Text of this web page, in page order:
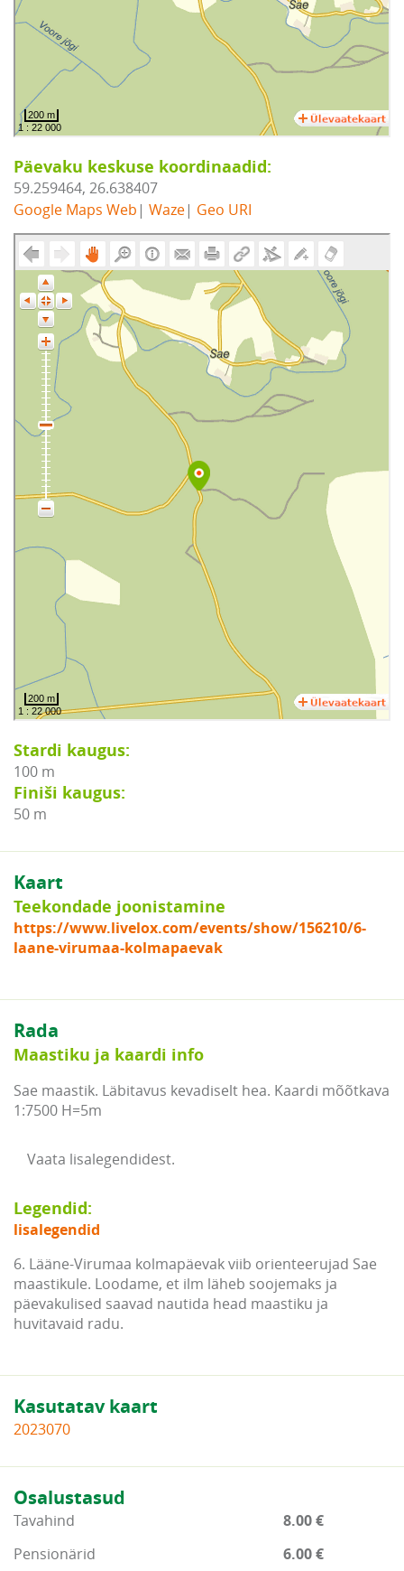
Päevaku keskuse koordinaadid:
59.259464, 26.638407
Google Maps Web | Waze| Geo URI
Stardi kaugus:
100 m
Finiši kaugus:
50 m
Kaart
Teekondade joonistamine
https://www.livelox.com/events/show/156210/6-
laane-virumaa-kolmapaevak
Rada
Maastiku ja kaardi info
Sae maastik. Läbitavus kevadiselt hea. Kaardi mõõtkava
1:7500 H=5m
Vaata lisalegendidest.
Legendid:
lisalegendid
6. Lääne-Virumaa kolmapäevak viib orienteerujad Sae
maastikule. Loodame, et ilm läheb soojemaks ja
päevakulised saavad nautida head maastiku ja
huvitavaid radu.
Kasutatav kaart
2023070
Osalustasud
Tavahind
8.00 €
Pensionärid
6.00 €